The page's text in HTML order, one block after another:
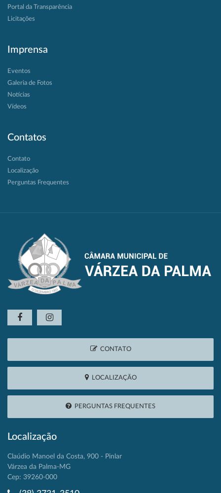
Portal da Transparência
Licitações
Imprensa
Eventos
Galeria de Fotos
Notícias
Vídeos
Contatos
Contato
Localização
Perguntas Frequentes
CONTATO
LOCALIZAÇÃO
PERGUNTAS FREQUENTES
Localização
Claúdio Manoel da Costa, 900 - Pinlar
Várzea da Palma-MG
Cep: 39260-000